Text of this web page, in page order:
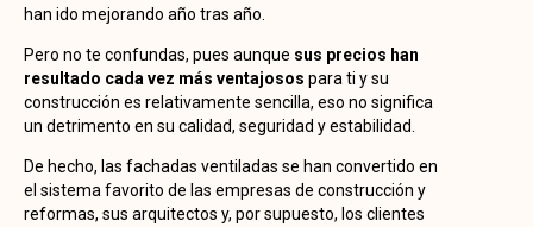
han ido mejorando año tras año.
Pero no te confundas, pues aunque sus precios han
resultado cada vez más ventajosos para ti y su
construcción es relativamente sencilla, eso no significa
un detrimento en su calidad, seguridad y estabilidad.
De hecho, las fachadas ventiladas se han convertido en
el sistema favorito de las empresas de construcción y
reformas, sus arquitectos y, por supuesto, los clientes